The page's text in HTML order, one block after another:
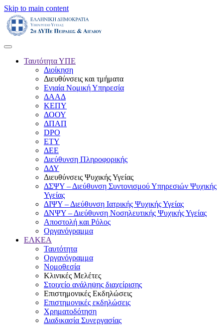
Skip to main content
Ταυτότητα ΥΠΕ
Διοίκηση
Διευθύνσεις και τμήματα
Ενιαία Νομική Υπηρεσία
ΔΑΑΔ
ΚΕΠΥ
ΔΟΟΥ
ΔΠΑΠ
DPO
ΕΤΥ
ΔΕΕ
Διεύθυνση Πληροφορικής
ΔΔΥ
Διευθύνσεις Ψυχικής Υγείας
ΔΣΨΥ – Διεύθυνση Συντονισμού Υπηρεσιών Ψυχικής
Υγείας
ΔΙΨΥ – Διεύθυνση Ιατρικής Ψυχικής Υγείας
ΔΝΨΥ – Διεύθυνση Νοσηλευτικής Ψυχικής Υγείας
Αποστολή και Ρόλος
Οργανόγραμμα
ΕΛΚΕΑ
Ταυτότητα
Οργανόγραμμα
Νομοθεσία
Κλινικές Μελέτες
Στοιχείο ανάληψης διαχείρισης
Επιστημονικές Εκδηλώσεις
Επιστημονικές εκδηλώσεις
Χρηματοδότηση
Διαδικασία Συνεργασίας